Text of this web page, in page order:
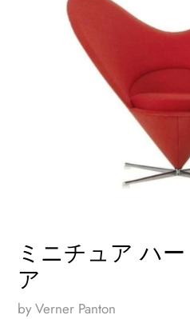
ミニチュア ハ
ア
by Verner Panton